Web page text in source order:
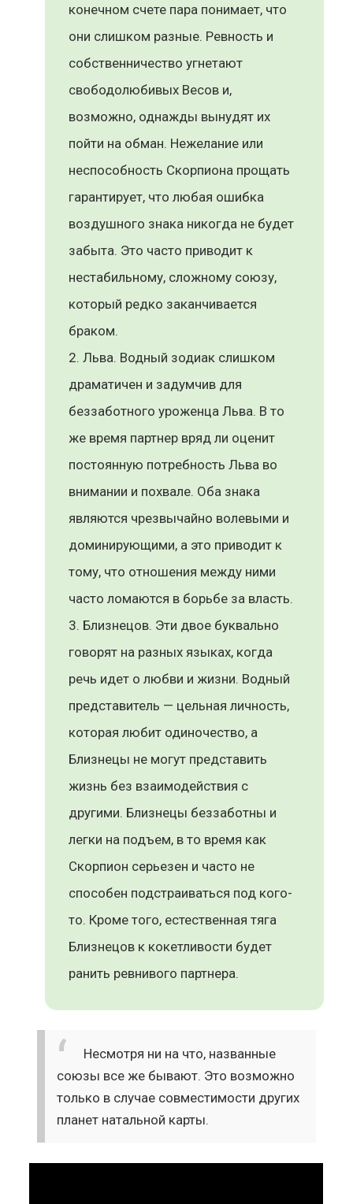
конечном счете пара понимает, что
они слишком разные. Ревность и
собственничество угнетают
свободолюбивых Весов и,
возможно, однажды вынудят их
пойти на обман. Нежелание или
неспособность Скорпиона прощать
гарантирует, что любая ошибка
воздушного знака никогда не будет
забыта. Это часто приводит к
нестабильному, сложному союзу,
который редко заканчивается
браком.
Льва. Водный зодиак слишком
драматичен и задумчив для
беззаботного уроженца Льва. В то
же время партнер вряд ли оценит
постоянную потребность Льва во
внимании и похвале. Оба знака
являются чрезвычайно волевыми и
доминирующими, а это приводит к
тому, что отношения между ними
часто ломаются в борьбе за власть.
Близнецов. Эти двое буквально
говорят на разных языках, когда
речь идет о любви и жизни. Водный
представитель — цельная личность,
которая любит одиночество, а
Близнецы не могут представить
жизнь без взаимодействия с
другими. Близнецы беззаботны и
легки на подъем, в то время как
Скорпион серьезен и часто не
способен подстраиваться под кого-
то. Кроме того, естественная тяга
Близнецов к кокетливости будет
ранить ревнивого партнера.
Несмотря ни на что, названные
союзы все же бывают. Это возможно
только в случае совместимости других
планет натальной карты.